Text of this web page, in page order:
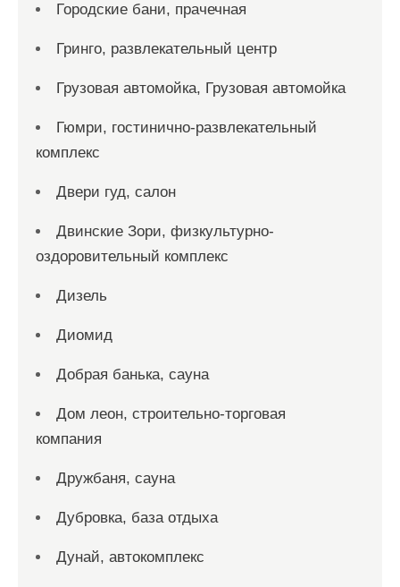
Городские бани, прачечная
Гринго, развлекательный центр
Грузовая автомойка, Грузовая автомойка
Гюмри, гостинично-развлекательный
комплекс
Двери гуд, салон
Двинские Зори, физкультурно-
оздоровительный комплекс
Дизель
Диомид
Добрая банька, сауна
Дом леон, строительно-торговая
компания
Дружбаня, сауна
Дубровка, база отдыха
Дунай, автокомплекс